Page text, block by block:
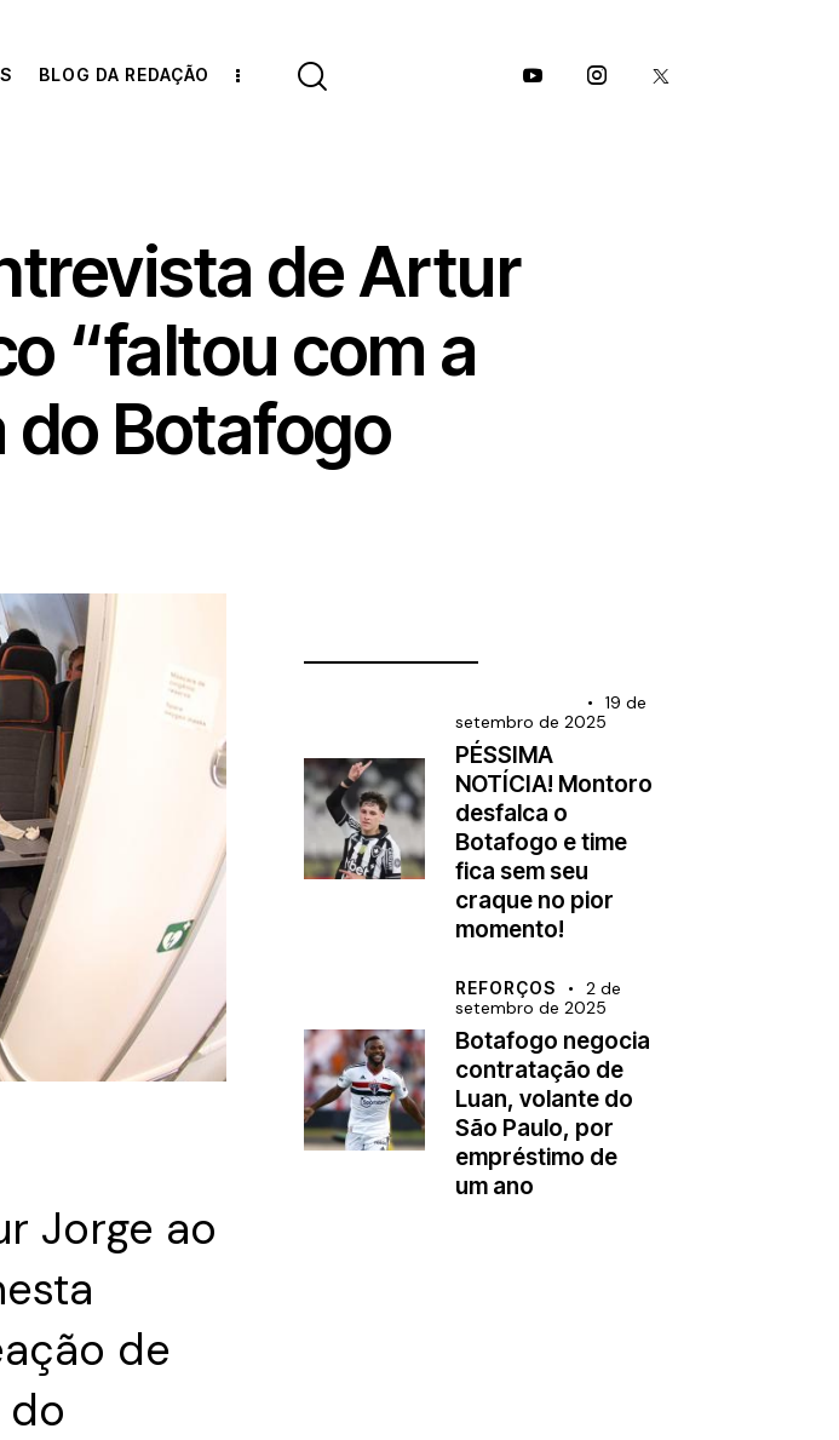
BLOG DA REDAÇÃO
de Artur
“faltou com a
do Botafogo
Jorge ao
de
do
19 de
setembro de 2025
PÉSSIMA
NOTÍCIA! Montoro
desfalca o
Botafogo e time
fica sem seu
craque no pior
momento!
REFORÇOS
2 de
setembro de 2025
Botafogo negocia
contratação de
Luan, volante do
São Paulo, por
empréstimo de
um ano